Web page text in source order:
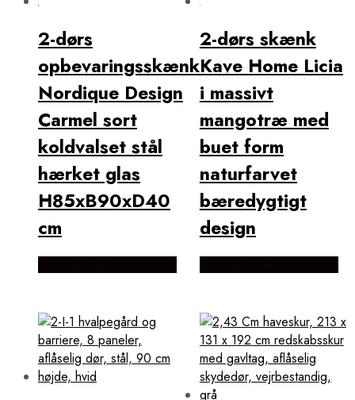
2-dørs
opbevaringsskænk
Nordique Design
Carmel sort
koldvalset stål
hærket glas
H85xB90xD40
cm
2-dørs skænk
Kave Home Licia
i massivt
mangotræ med
buet form
naturfarvet
bæredygtigt
design